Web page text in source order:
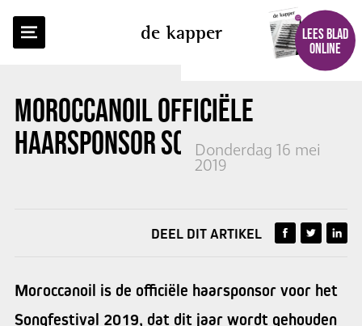
de kapper
LEES BLAD
ONLINE
MOROCCANOILOFFICIËLE
HAARSPONSOR SONGFESTIVAL
Donderdag 16 mei
2019
TERUG NAAR OVERZICHT
DEEL DIT ARTIKEL
Moroccanoil is de officiële haarsponsor voor het
Songfestival 2019, dat dit jaar wordt gehouden